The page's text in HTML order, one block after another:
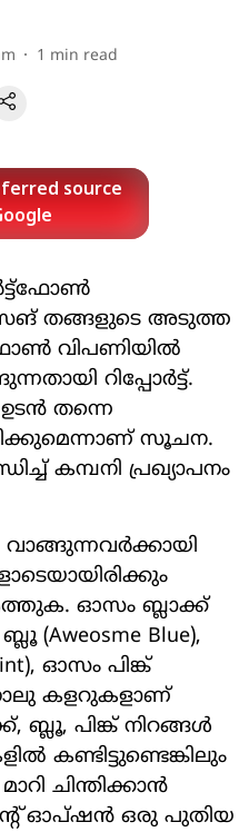
1 min read
source
തങ്ങളുടെ അടുത്ത
വിപണിയില്‍
റിപ്പോര്‍ട്ട്.
തന്നെ
സൂചന.
കമ്പനി പ്രഖ്യാപനം
ഓസം ബ്ലാക്ക്
(Aweosme Blue),
ഓസം പിങ്ക്
നാലു കളറുകളാണ്
ബ്ലൂ, പിങ്ക് നിറങ്ങള്‍
കണ്ടിട്ടുണ്ടെങ്കിലും
ചിന്തിക്കാന്‍
ഓപ്ഷന്‍ ഒരു പുതിയ